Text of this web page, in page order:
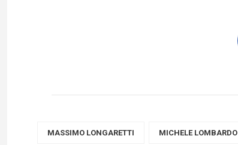
MASSIMO LONGARETTI MICHELE LOMBARDO